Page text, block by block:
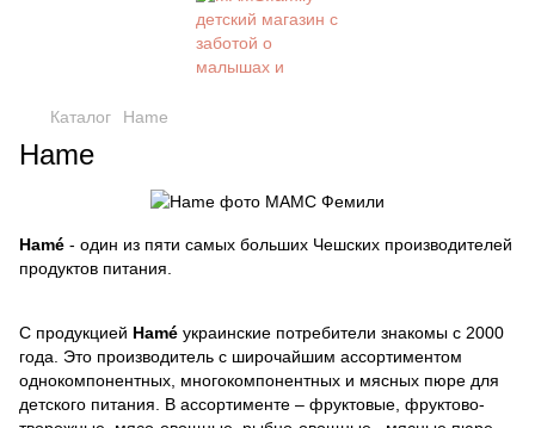
Каталог Hame
Hame
Hamé - один из пяти самых больших Чешских производителей
продуктов питания.
С продукцией Hamé украинские потребители знакомы с 2000
года. Это производитель с широчайшим ассортиментом
однокомпонентных, многокомпонентных и мясных пюре для
детского питания. В ассортименте – фруктовые, фруктово-